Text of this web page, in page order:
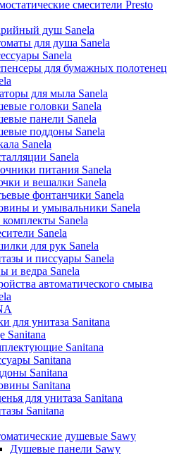
смесители Presto
душ Sanela
для душа Sanela
Sanela
для бумажных полотенец
для мыла Sanela
головки Sanela
панели Sanela
поддоны Sanela
Sanela
Sanela
питания Sanela
и вешалки Sanela
фонтанчики Sanela
и умывальники Sanela
Sanela
Sanela
для рук Sanela
и писсуары Sanela
и ведра Sanela
автоматического смыва
для унитаза Sanitana
Sanitana
Sanitana
Sanitana
Sanitana
Sanitana
для унитаза Sanitana
Sanitana
душевые Sawy
Душевые панели Sawy